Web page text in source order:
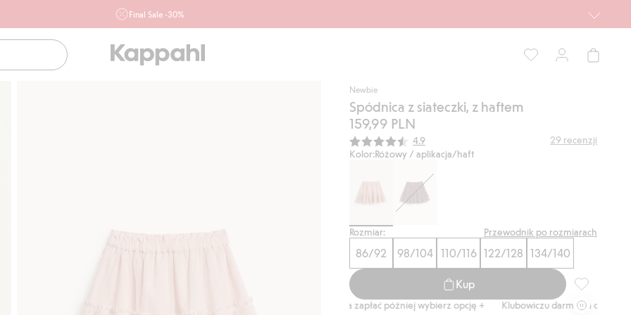
Final Sale -30%
ofertę, również z działu outlet do 10.8 w sklepach Kappahl i
Newbie oraz na kappahl.com. Ofert nie łączymy
Newbie
Spódnica z siateczki, z haftem
159,99 PLN
Średnia ocena:
4.9 29 recenzji
Kolor:Różowy / aplikacja/haft
Rozmiar: Przewodnik po rozmiarach
86/92 98/104 110/116 122/128 134/140
Kup
Spódnica
Kup teraz, a zapłać później wybierz opcję + Klubowiczu darmowa dostawa od 150